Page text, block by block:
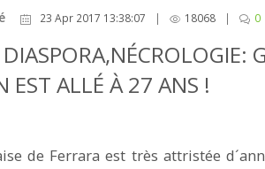
23 Apr 2017 13:38:07 | 18068 | 0
EST ALLÉ À 27 ANS !
de Ferrara est très attristée